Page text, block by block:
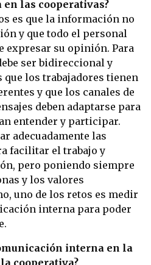
las cooperativas?
es que la información no
y que todo el personal
expresar su opinión. Para
ser bidireccional y
los trabajadores tienen
y que los canales de
deben adaptarse para
entender y participar.
adecuadamente las
facilitar el trabajo y
pero poniendo siempre
y los valores
uno de los retos es medir
interna para poder
interna en la
cooperativa?